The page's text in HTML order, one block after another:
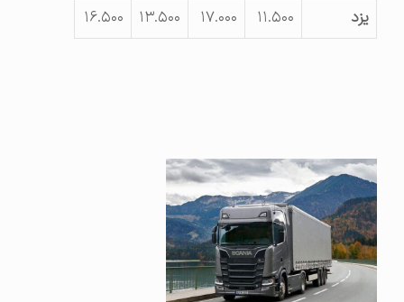
۱۱.۵۰۰ ۱۷.۰۰۰ ۱۳.۵۰۰ ۱۶.۵۰۰